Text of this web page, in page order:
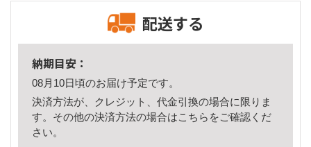
配送する
納期目安：
08月10日頃のお届け予定です。
決済方法が、クレジット、代金引換の場合に限りま
す。その他の決済方法の場合はこちら をご確認くだ
さい。